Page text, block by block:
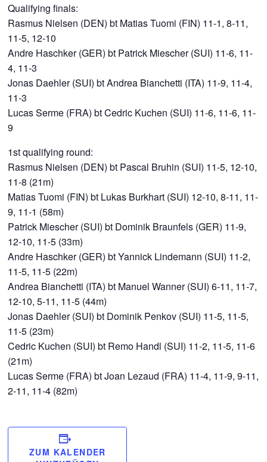
Qualifying finals:
Rasmus Nielsen (DEN) bt Matias Tuomi (FIN) 11-1, 8-11,
11-5, 12-10
Andre Haschker (GER) bt Patrick Miescher (SUI) 11-6, 11-
4, 11-3
Jonas Daehler (SUI) bt Andrea Bianchetti (ITA) 11-9, 11-4,
11-3
Lucas Serme (FRA) bt Cedric Kuchen (SUI) 11-6, 11-6, 11-
9
1st qualifying round:
Rasmus Nielsen (DEN) bt Pascal Bruhin (SUI) 11-5, 12-10,
11-8 (21m)
Matias Tuomi (FIN) bt Lukas Burkhart (SUI) 12-10, 8-11, 11-
9, 11-1 (58m)
Patrick Miescher (SUI) bt Dominik Braunfels (GER) 11-9,
12-10, 11-5 (33m)
Andre Haschker (GER) bt Yannick Lindemann (SUI) 11-2,
11-5, 11-5 (22m)
Andrea Bianchetti (ITA) bt Manuel Wanner (SUI) 6-11, 11-7,
12-10, 5-11, 11-5 (44m)
Jonas Daehler (SUI) bt Dominik Penkov (SUI) 11-5, 11-5,
11-5 (23m)
Cedric Kuchen (SUI) bt Remo Handl (SUI) 11-2, 11-5, 11-6
(21m)
Lucas Serme (FRA) bt Joan Lezaud (FRA) 11-4, 11-9, 9-11,
2-11, 11-4 (82m)
ZUM KALENDER